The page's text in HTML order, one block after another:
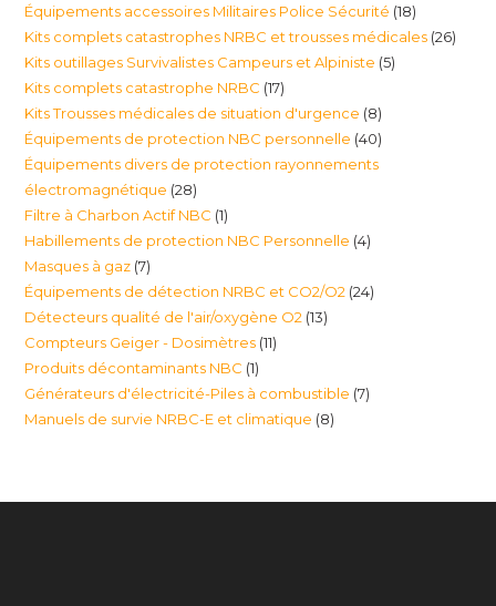
produits
Équipements accessoires Militaires Police Sécurité 1818
produits
Kits complets catastrophes NRBC et trousses médicales 2626
Kits outillages Survivalistes Campeurs et Alpiniste 55
Kits complets catastrophe NRBC 1717
produits
Kits Trousses médicales de situation d'urgence 88
produits
Équipements de protection NBC personnelle 4040
produits
Équipements divers de protection rayonnements
électromagnétique 2828
produits
Filtre à Charbon Actif NBC 11
produit
Habillements de protection NBC Personnelle 44
Masques à gaz 77
produits
Équipements de détection NRBC et CO2/O2 2424
Détecteurs qualité de l'air/oxygène O2 1313
Compteurs Geiger - Dosimètres 1111
Produits décontaminants NBC 11
produit
Générateurs d'électricité-Piles à combustible 77
Manuels de survie NRBC-E et climatique 88